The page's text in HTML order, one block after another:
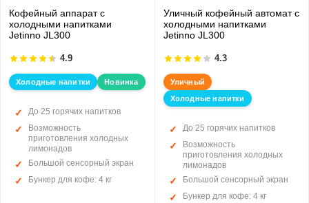
Кофейный аппарат с
холодными напитками
Jetinno JL300
4.9
Холодные напитки Новинка
До 25 горячих напитков
Возможность
приготовления холодных
лимонадов
Большой сенсорный экран
Бункер для кофе: 4 кг
Уличный кофейный автомат с
холодными напитками
Jetinno JL300
4.3
Уличный
Холодные напитки
До 25 горячих напитков
Возможность
приготовления холодных
лимонадов
Большой сенсорный экран
Бункер для кофе: 4 кг